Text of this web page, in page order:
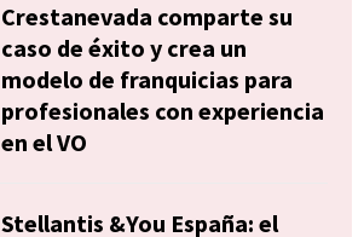
Crestanevada comparte su
caso de éxito y crea un
modelo de franquicias para
profesionales con experiencia
en el VO
Stellantis &You España: el